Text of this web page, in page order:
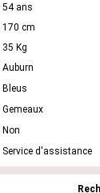
54 ans
170 cm
35 Kg
Auburn
Bleus
Gemeaux
Non
Service d'assistance